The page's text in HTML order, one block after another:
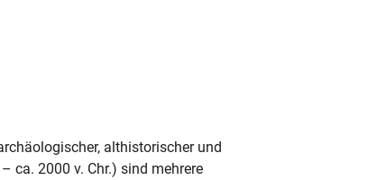
althistorischer und
ca. 2000 v. Chr.) sind mehrere